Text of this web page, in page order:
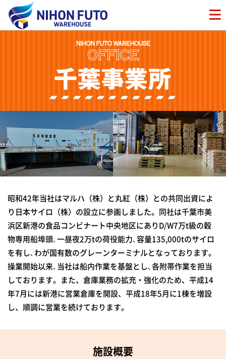
昭和42年当社はマルハ（株）と丸紅（株）との共同出資によ
り日本サイロ（株）の設立に参画しました。同社は千葉市美
浜区新港の食品コンビナート中央地区にありD/W7万t級の穀
物専用船埠頭､一昼夜2万tの荷役能力､容量135,000tのサイロ
を有し､わが国有数のグレーンターミナルとなっております。
操業開始以来､当社は船内作業を基盤とし､各附帯作業を担当
しております。また、倉庫業務の拡充・強化のため、平成14
年7月には新港に営業倉庫を開設、平成18年5月に1棟を増設
し、順調に営業を続けております。
施設概要